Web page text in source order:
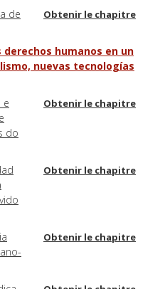
de
Obtenir le chapitre
humanos en un
nuevas tecnologías
e
do
Obtenir le chapitre
Obtenir le chapitre
Obtenir le chapitre